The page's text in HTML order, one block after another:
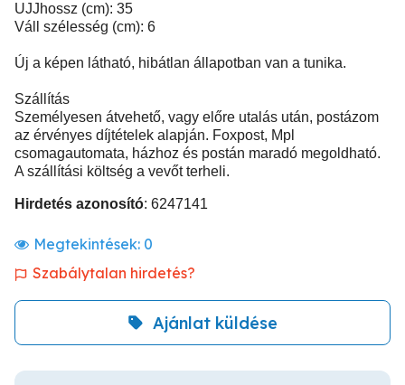
UJJhossz (cm): 35
Váll szélesség (cm): 6
Új a képen látható, hibátlan állapotban van a tunika.
Szállítás
Személyesen átvehető, vagy előre utalás után, postázom
az érvényes díjtételek alapján. Foxpost, Mpl
csomagautomata, házhoz és postán maradó megoldható.
A szállítási költség a vevőt terheli.
Hirdetés azonosító: 6247141
Megtekintések: 0
Szabálytalan hirdetés?
Ajánlat küldése